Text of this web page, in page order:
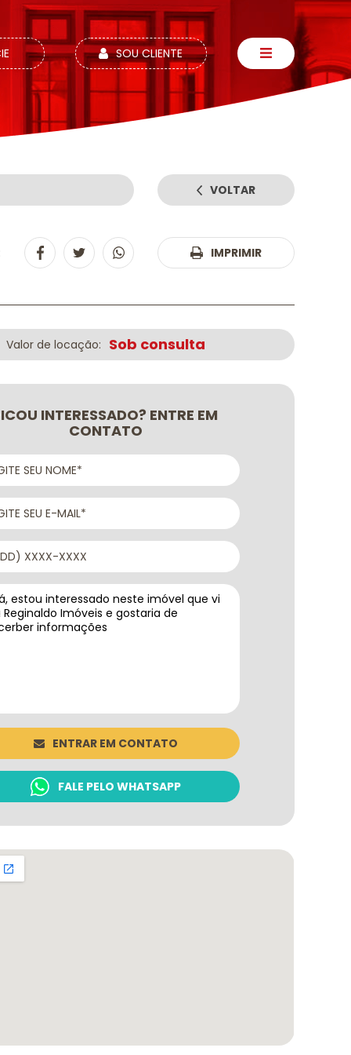
SOU CLIENTE
VOLTAR
IMPRIMIR
Valor de locação: Sob consulta
INTERESSADO? ENTRE EM
CONTATO
ENTRAR EM CONTATO
FALE PELO WHATSAPP